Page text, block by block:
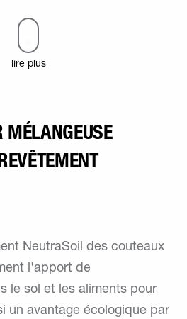
lire plus
MÉLANGEUSE
NeutraSoil des couteaux
l'apport de
le sol et les aliments pour
un avantage écologique par